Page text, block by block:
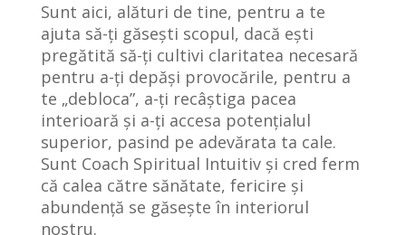
Sunt aici, alături de tine, pentru a te
ajuta să-ți găsești scopul, dacă ești
pregătită să-ți cultivi claritatea necesară
pentru a-ți depăși provocările, pentru a
te „debloca”, a-ți recâștiga pacea
interioară și a-ți accesa potențialul
superior, pasind pe adevărata ta cale.
Sunt Coach Spiritual Intuitiv și cred ferm
că calea către sănătate, fericire și
abundență se găsește în interiorul
nostru.